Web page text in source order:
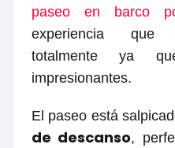
paseo en barco
experiencia que
totalmente ya
impresionantes.
El paseo está
de descanso,